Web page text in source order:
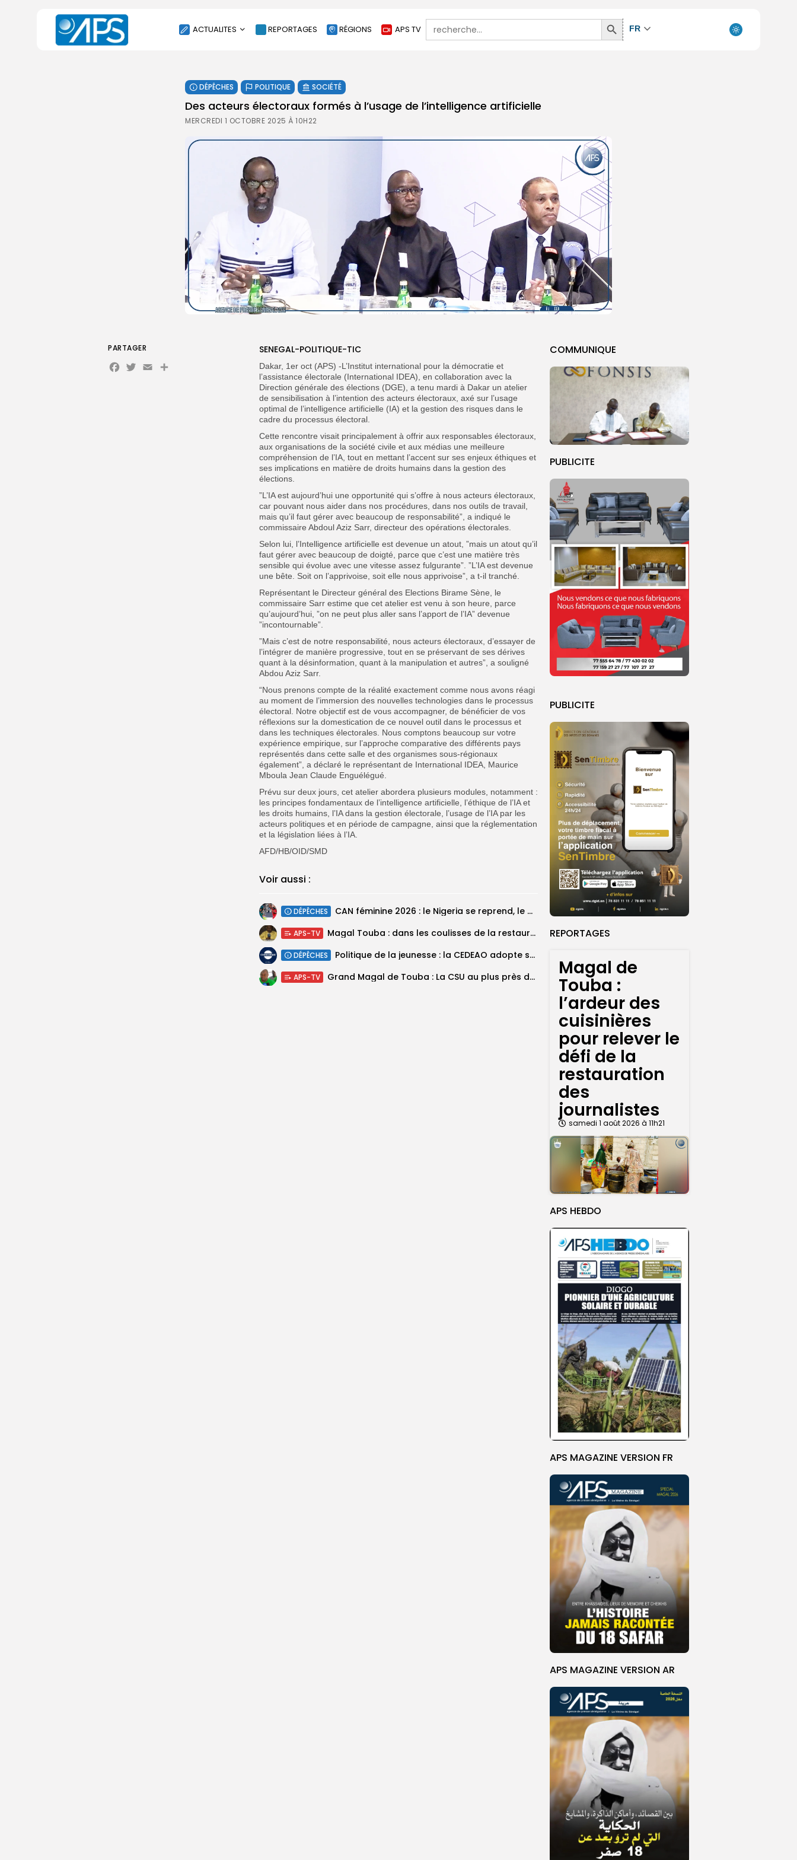
ACTUALITES
SOCIÉTÉ
ÉCONOMIE
CULTURE
SPORT
ENVIRONNEMENT
INTERNATIONAL
REPORTAGES RÉGIONS APS TV
Search
for:
Search
Button
FR
DÉPÊCHES POLITIQUE SOCIÉTÉ
Des acteurs électoraux formés à l’usage de l’intelligence artificielle
MERCREDI 1 OCTOBRE 2025 À 10H22
COMMUNIQUE
PUBLICITE
PUBLICITE
REPORTAGES
Magal de
Touba :
l’ardeur des
cuisinières
pour relever le
défi de la
restauration
des
journalistes
samedi 1 août 2026 à 11h21
APS HEBDO
APS MAGAZINE VERSION FR
APS MAGAZINE VERSION AR
SENEGAL-POLITIQUE-TIC
Dakar, 1er oct (APS) -L’Institut international pour la démocratie et
l’assistance électorale (International IDEA), en collaboration avec la
Direction générale des élections (DGE), a tenu mardi à Dakar un atelier
de sensibilisation à l’intention des acteurs électoraux, axé sur l’usage
optimal de l’intelligence artificielle (IA) et la gestion des risques dans le
cadre du processus électoral.
Cette rencontre visait principalement à offrir aux responsables électoraux,
aux organisations de la société civile et aux médias une meilleure
compréhension de l’IA, tout en mettant l’accent sur ses enjeux éthiques et
ses implications en matière de droits humains dans la gestion des
élections.
”L’IA est aujourd’hui une opportunité qui s’offre à nous acteurs électoraux,
car pouvant nous aider dans nos procédures, dans nos outils de travail,
mais qu’il faut gérer avec beaucoup de responsabilité”, a indiqué le
commissaire Abdoul Aziz Sarr, directeur des opérations électorales.
Selon lui, l’Intelligence artificielle est devenue un atout, ”mais un atout qu’il
faut gérer avec beaucoup de doigté, parce que c’est une matière très
sensible qui évolue avec une vitesse assez fulgurante”. ”L’IA est devenue
une bête. Soit on l’apprivoise, soit elle nous apprivoise”, a t-il tranché.
Représentant le Directeur général des Elections Birame Sène, le
commissaire Sarr estime que cet atelier est venu à son heure, parce
qu’aujourd’hui, ”on ne peut plus aller sans l’apport de l’IA” devenue
”incontournable”.
”Mais c’est de notre responsabilité, nous acteurs électoraux, d’essayer de
l’intégrer de manière progressive, tout en se préservant de ses dérives
quant à la désinformation, quant à la manipulation et autres”, a souligné
Abdou Aziz Sarr.
“Nous prenons compte de la réalité exactement comme nous avons réagi
au moment de l’immersion des nouvelles technologies dans le processus
électoral. Notre objectif est de vous accompagner, de bénéficier de vos
réflexions sur la domestication de ce nouvel outil dans le processus et
dans les techniques électorales. Nous comptons beaucoup sur votre
expérience empirique, sur l’approche comparative des différents pays
représentés dans cette salle et des organismes sous-régionaux
également”, a déclaré le représentant de International IDEA, Maurice
Mboula Jean Claude Enguélégué.
Prévu sur deux jours, cet atelier abordera plusieurs modules, notamment :
les principes fondamentaux de l’intelligence artificielle, l’éthique de l’IA et
les droits humains, l’IA dans la gestion électorale, l’usage de l’IA par les
acteurs politiques et en période de campagne, ainsi que la réglementation
et la législation liées à l’IA.
AFD/HB/OID/SMD
Voir aussi :
DÉPÊCHES ‎CAN féminine 2026 : le Nigeria se reprend, le Malawi surprend encore...
APS-TV Magal Touba : dans les coulisses de la restauration de la presse...
DÉPÊCHES Politique de la jeunesse : la CEDEAO adopte son plan d’actions stratégiques...
APS-TV Grand Magal de Touba : La CSU au plus près des pèlerins
PARTAGER
Facebook
Twitter
EmailPartager